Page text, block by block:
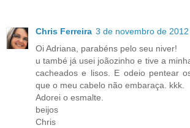
Chris Ferreira 3 de novembro de
Oi Adriana, parabéns pelo seu niver!
u també já usei joãozinho e tive a
cacheados e lisos. E odeio pentear
que o meu cabelo não embaraça. kkk.
Adorei o esmalte.
beijos
Chris